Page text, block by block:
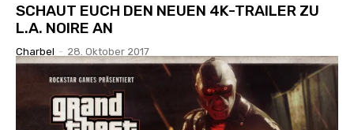
SCHAUT EUCH DEN NEUEN 4K-TRAILER ZU
L.A. NOIRE AN
Charbel - 28. Oktober 2017